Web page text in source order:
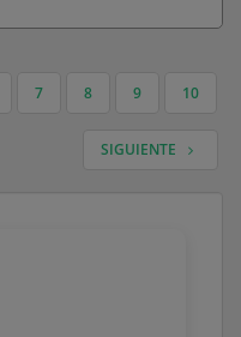
7 8 9 10
SIGUIENTE